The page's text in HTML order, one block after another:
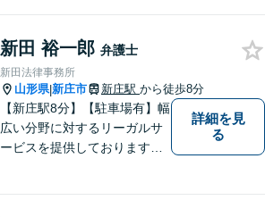
新田 裕一郎 弁護士
新田法律事務所
山形県|新庄市 新庄駅 から徒歩8分
【新庄駅8分】【駐車場有】幅
広い分野に対するリーガルサ
ービスを提供しております。
詳細を見
る